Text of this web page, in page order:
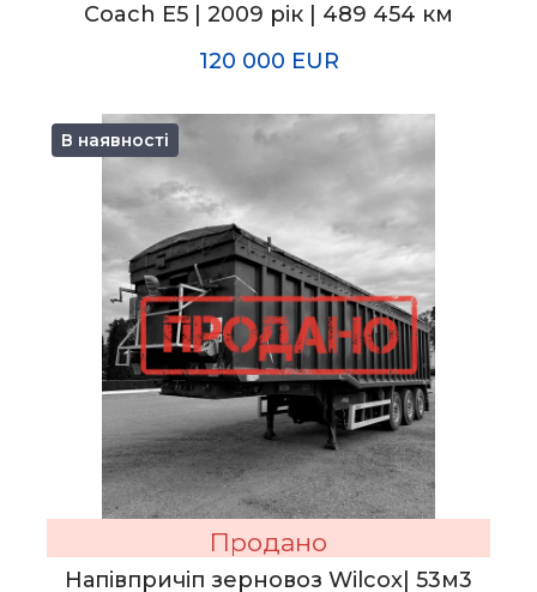
Coach E5 | 2009 рік | 489 454 км
120 000 EUR
В наявності
Продано
Напівпричіп зерновоз Wilcox| 53м3